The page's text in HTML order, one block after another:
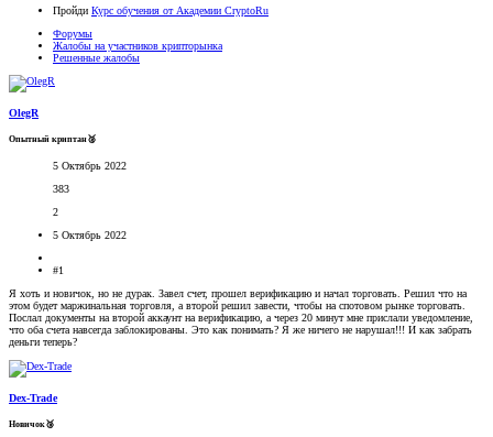
Пройди Курс обучения от Академии CryptoRu
Форумы
Жалобы на участников крипторынка
Решенные жалобы
OlegR
Опытный криптан🥈
5 Октябрь 2022
383
2
5 Октябрь 2022
#1
Я хоть и новичок, но не дурак. Завел счет, прошел верификацию и начал торговать. Решил что на
этом будет маржинальная торговля, а второй решил завести, чтобы на спотовом рынке торговать.
Послал документы на второй аккаунт на верификацию, а через 20 минут мне прислали уведомление,
что оба счета навсегда заблокированы. Это как понимать? Я же ничего не нарушал!!! И как забрать
деньги теперь?
Dex-Trade
Новичок🥉